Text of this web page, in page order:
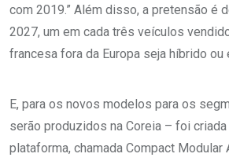
com 2019.” Além disso, a pretensão é
2027, um em cada três veículos
francesa fora da Europa seja híbrido ou
E, para os novos modelos para os
serão produzidos na Coreia – foi criada
plataforma, chamada Compact Modular